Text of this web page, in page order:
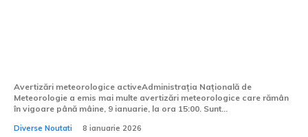
Avertizări meteorologice activeAdministrația Națională de
Meteorologie a emis mai multe avertizări meteorologice care rămân
în vigoare până mâine, 9 ianuarie, la ora 15:00. Sunt...
Diverse Noutati 8 ianuarie 2026